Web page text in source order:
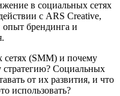
в социальных сетях
с ARS Creative,
опыт брендинга и
сетях (SMM) и почему
стратегию? Социальных
от их развития, и что
использовать?